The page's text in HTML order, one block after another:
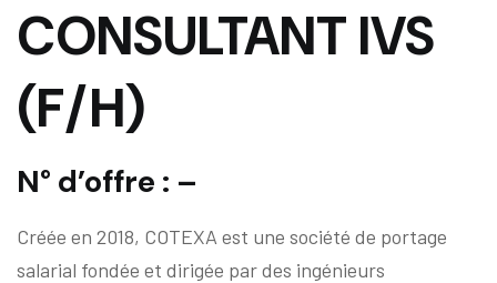
CONSULTANT IVS
(F/H)
N° d’offre : –
Créée en 2018, COTEXA est une société de portage
salarial fondée et dirigée par des ingénieurs